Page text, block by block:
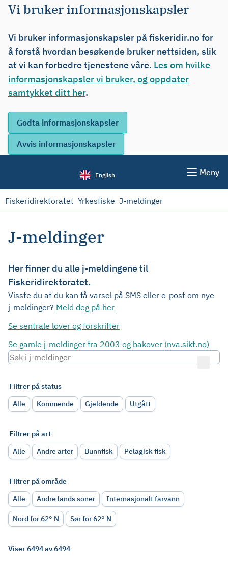
Vi bruker informasjonskapsler
Vi bruker informasjonskapsler på fiskeridir.no for
å forstå hvordan besøkende bruker nettsiden, slik
at vi kan forbedre tjenestene våre. Les om hvilke
informasjonskapsler vi bruker, og oppdater
samtykket ditt her.
English Meny
Fiskeridirektoratet Yrkesfiske J-meldinger
J-meldinger
Her finner du alle j-meldingene til
Fiskeridirektoratet.
Visste du at du kan få varsel på SMS eller e-post om nye
j-meldinger? Meld deg på her
Se sentrale lover og forskrifter
Se gamle j-meldinger fra 2003 og bakover (nva.sikt.no)
Filtrer på status
Alle
Kommende Gjeldende Utgått
Filtrer på art
Alle
Andre arter Bunnfisk Pelagisk fisk
Filtrer på område
Alle
Andre lands soner Internasjonalt farvann
Nord for 62° N Sør for 62° N
Viser 6494 av 6494